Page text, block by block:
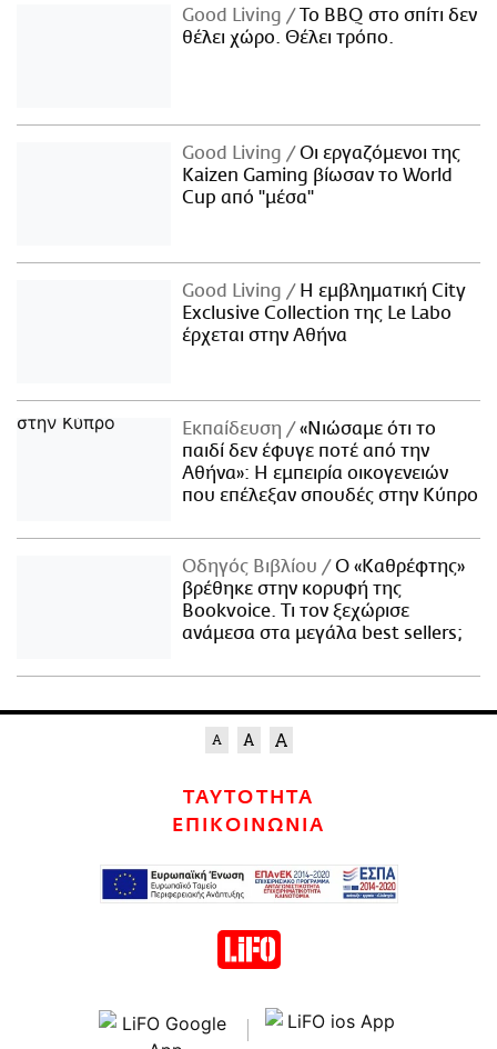
Good Living
Το BBQ στο σπίτι δεν
θέλει χώρο. Θέλει τρόπο.
Good Living
Οι εργαζόμενοι της
Kaizen Gaming βίωσαν το World
Cup από "μέσα"
Good Living
Η εμβληματική City
Exclusive Collection της Le Labo
έρχεται στην Αθήνα
Εκπαίδευση
«Νιώσαμε ότι το
παιδί δεν έφυγε ποτέ από την
Αθήνα»: Η εμπειρία οικογενειών
που επέλεξαν σπουδές στην Κύπρο
Οδηγός Βιβλίου
Ο «Καθρέφτης»
βρέθηκε στην κορυφή της
Bookvoice. Τι τον ξεχώρισε
ανάμεσα στα μεγάλα best sellers;
ΤΑΥΤΟΤΗΤΑ
ΕΠΙΚΟΙΝΩΝΙΑ